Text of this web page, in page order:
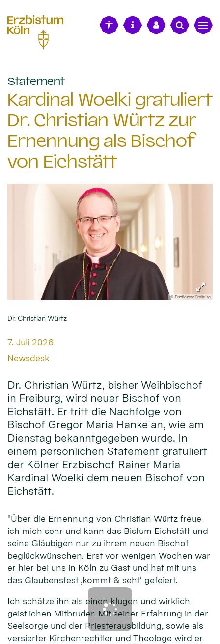
Statement:
Kardinal Woelki gratuliert
Dr. Christian Würtz zur
Ernennung als Bischof
von Eichstätt
© Erzdiözese Freiburg
Dr. Christian Würtz
Datum:
7. Juli 2026
Von:
Newsdesk
Dr. Christian Würtz, bisher Weihbischof
in Freiburg, wird neuer Bischof von
Eichstätt. Er tritt die Nachfolge von
Bischof Gregor Maria Hanke an, wie am
Dienstag bekanntgegeben wurde. In
einem persönlichen Statement gratuliert
der Kölner Erzbischof Rainer Maria
Kardinal Woelki dem neuen Bischof von
Eichstätt.
"Über die Ernennung von Christian Würtz freue
ich mich sehr und kann das Bistum Eichstätt und
seine Gläubigen nur zu ihrem neuen Bischof
beglückwünschen. Erst vor wenigen Wochen war
er hier bei uns in Köln zu Gast und hat mit uns
das Glaubensfest ‚kommt & seht‘ gefeiert.
Ich schätze ihn als einen klugen und wirklich
geistlichen Mitbruder. Mit seiner Erfahrung in der
Seelsorge und der Priesterausbildung, sowie als
versierter Kirchenrechtler und Theologe wird er